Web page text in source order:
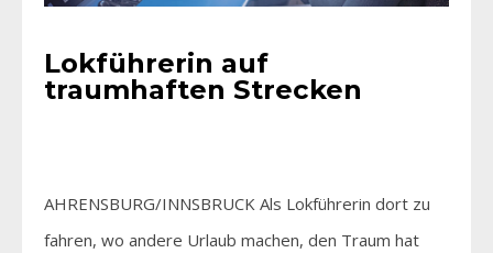
Lokführerin auf
traumhaften Strecken
AHRENSBURG/INNSBRUCK Als Lokführerin dort zu
fahren, wo andere Urlaub machen, den Traum hat